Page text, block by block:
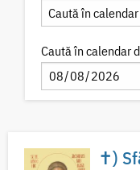
Caută în calendar
✝)